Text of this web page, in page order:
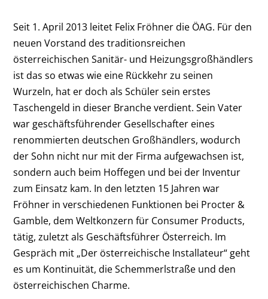
Seit 1. April 2013 leitet Felix Fröhner die ÖAG. Für den
neuen Vorstand des traditionsreichen
österreichischen Sanitär- und Heizungsgroßhändlers
ist das so etwas wie eine Rückkehr zu seinen
Wurzeln, hat er doch als Schüler sein erstes
Taschengeld in dieser Branche verdient. Sein Vater
war geschäftsführender Gesellschafter eines
renommierten deutschen Großhändlers, wodurch
der Sohn nicht nur mit der Firma aufgewachsen ist,
sondern auch beim Hoffegen und bei der Inventur
zum Einsatz kam. In den letzten 15 Jahren war
Fröhner in verschiedenen Funktionen bei Procter &
Gamble, dem Weltkonzern für Consumer Products,
tätig, zuletzt als Geschäftsführer Österreich. Im
Gespräch mit „Der österreichische Installateur“ geht
es um Kontinuität, die Schemmerlstraße und den
österreichischen Charme.